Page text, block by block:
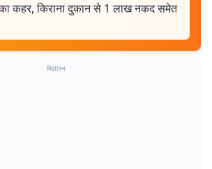
का कहर, किराना दुकान से 1 लाख नकद समेत
विज्ञापन